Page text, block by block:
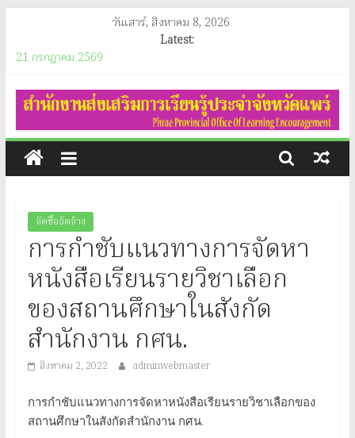
content
วันเสาร์, สิงหาคม 8, 2026
Latest:
21 กรกฎาคม 2569
อินโฟกราฟิกประชาสัมพันธ์ของสำนักงานคณะกรรมการคุ้มครองผู้บริโภค
(ประจำเดือนสิงหาคม 2569)
ประกาศสำนักงานส่งเสริมการเรียนรู้ประจำจังหวัดแพร่ เรื่อง ประกาศผู้
ชนะการจัดซื้อจัดจ้างหรือผู้ที่ได้รับการคัดเลือกและสารสำคัญของสัญญา
หรือข้อตกลงเป็นหนังสือประจำไตรมาสที่ 3 (เดื่อน เมษายน ถึง เดือน
มิถุนายน 2569)
การสำนักงานส่งเสริมการเรียนรู้ประจำจังหวัดแพร่ และนางสาวรติรัตน์ อิน
ต์ธะวิชัย รองผู้อำนวยการสำนักงานส่งเสริมการเรียนรู้ประจำจังหวัดแพร่
ร่วมเป็นประธานกรรมการการพิจารณาประกวดแข่งขันแนวปฏิบัติที่ดี การ
ดำเนินโครงการทุนการศึกษาเด็กสภาวะยากลำบาก ในเขตพื้นที่สูงภาคเหนือ
ประจำปีงบประมาณ พ.ศ.2569 ระดับจังหวัด ณ ห้องประชุมชั้น 2
สำนักงานส่งเสริมการเรียนรู้ประจำจังหวัดแพร่
สำนักงาน
ส่ง
เสริม
การ
เรียน
รู้
ประจำ
จังหวัด
จัดซื้อจัดจ้าง
การกำชับแนวทางการจัดหา
หนังสือเรียนรายวิชาเลือก
ของสถานศึกษาในสังกัด
สำนักงาน กศน.
สิงหาคม 2, 2022 adminwebmaster
การกำชับแนวทางการจัดหาหนังสือเรียนรายวิชาเลือกของ
สถานศึกษาในสังกัดสำนักงาน กศน.